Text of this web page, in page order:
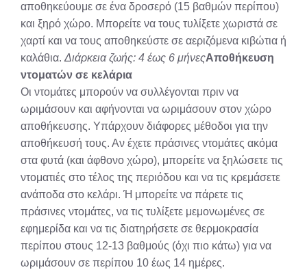
αποθηκεύουμε σε ένα δροσερό (15 βαθμών περίπου)
και ξηρό χώρο. Μπορείτε να τους τυλίξετε χωριστά σε
χαρτί και να τους αποθηκεύστε σε αεριζόμενα κιβώτια ή
καλάθια. Διάρκεια ζωής: 4 έως 6 μήνεςΑποθήκευση
ντοματών σε κελάρια
Οι ντομάτες μπορούν να συλλέγονται πριν να
ωριμάσουν και αφήνονται να ωριμάσουν στον χώρο
αποθήκευσης. Υπάρχουν διάφορες μέθοδοι για την
αποθήκευσή τους. Αν έχετε πράσινες ντομάτες ακόμα
στα φυτά (και άφθονο χώρο), μπορείτε να ξηλώσετε τις
ντοματιές στο τέλος της περιόδου και να τις κρεμάσετε
ανάποδα στο κελάρι. Ή μπορείτε να πάρετε τις
πράσινες ντομάτες, να τις τυλίξετε μεμονωμένες σε
εφημερίδα και να τις διατηρήσετε σε θερμοκρασία
περίπου στους 12-13 βαθμούς (όχι πιο κάτω) για να
ωριμάσουν σε περίπου 10 έως 14 ημέρες.